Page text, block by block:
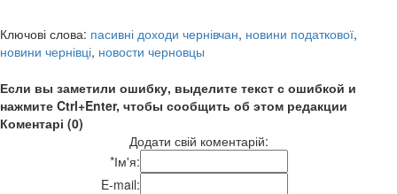
Ключові слова: пасивні доходи чернівчан, новини податкової,
новини чернівці, новости черновцы
Если вы заметили ошибку, выделите текст с ошибкой и
нажмите Ctrl+Enter, чтобы сообщить об этом редакции
Коментарі (0)
Додати свій коментарій:
*Ім'я:
E-mail: